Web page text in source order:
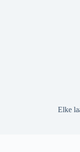
Elke